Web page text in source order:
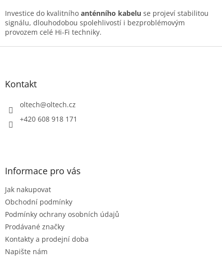
s
u
Investice do kvalitního anténního kabelu se projeví stabilitou
signálu, dlouhodobou spolehlivostí i bezproblémovým
provozem celé Hi-Fi techniky.
Z
Kontakt
oltech@oltech.cz
+420 608 918 171
Informace pro vás
Jak nakupovat
Obchodní podmínky
Podmínky ochrany osobních údajů
Prodávané značky
Kontakty a prodejní doba
Napište nám